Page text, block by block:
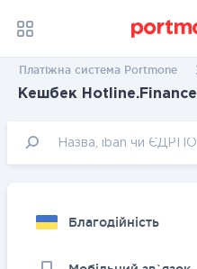
Платіжна система Portmone
Кешбек Hotline.Finance
Благодійність